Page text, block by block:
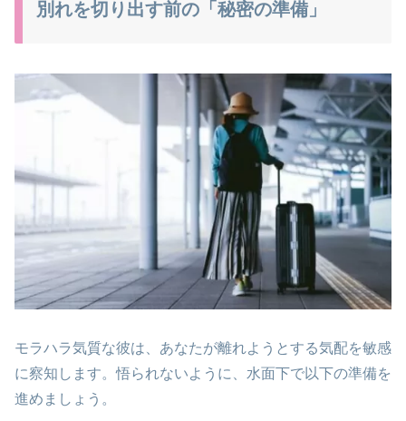
別れを切り出す前の「秘密の準備」
モラハラ気質な彼は、あなたが離れようとする気配を敏感
に察知します。悟られないように、水面下で以下の準備を
進めましょう。